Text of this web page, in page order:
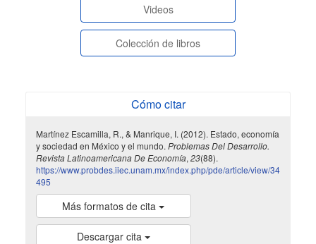
Videos
Colección de libros
Cómo citar
Martínez Escamilla, R., & Manrique, I. (2012). Estado, economía
y sociedad en México y el mundo. Problemas Del Desarrollo.
Revista Latinoamericana De Economía, 23(88).
https://www.probdes.iiec.unam.mx/index.php/pde/article/view/34
495
Más formatos de cita
Descargar cita